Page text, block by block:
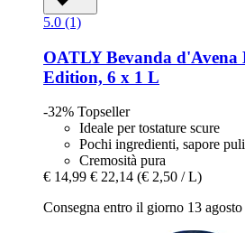
5.0 (1)
OATLYBevanda d'Avena
Edition, 6 x 1 L
-32% Topseller
Ideale per tostature scure
Pochi ingredienti, sapore
Cremosità pura
€ 14,99 € 22,14 (€ 2,50 / L)
Consegna entro il giorno 13 agosto